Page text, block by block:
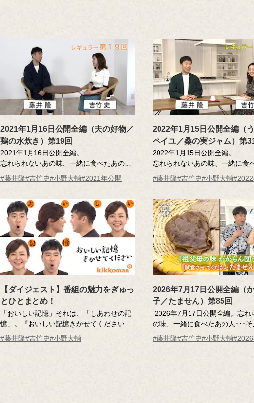
2021年1月16日公開全編（夫の好物／
鶏の水炊き）第19回
2021年1月16日公開全編。
忘れられないあの味、一緒に食べたあの
人･･･そんな「おいしい記憶」のエッセーを
読んだ調査員が、記憶さん（エッセー作
ん、吉竹さんが見守ります。
MC ：藤井隆 進行：吉竹史
ナレーター：小野大輔（声優）
#藤井隆#吉竹史#小野大輔#2021年公開
2022年1月15日公開全編（
ペイユ／桑の実ジャム）第
2022年1月15日公開全編。
忘れられないあの味、一緒に食
人･･･そんな「おいしい記憶」
読んだ調査員が、記憶さん（エ
ん、吉竹さんが見守ります。
MC ：藤井隆 進行：吉竹史
ナレーター：小野大輔（声優）
#藤井隆#吉竹史#小野大輔
【ダイジェスト】番組の魅力をぎゅっ
とひとまとめ！
「おいしい記憶」それは、「しあわせの記
憶」。『おいしい記憶きかせてください』
は、全国から寄せられた「おいしい記憶」
の実話をもとに制作された食のドキュメン
#藤井隆#吉竹史#小野大輔
2026年7月17日公開全編（
子／たません）第85回
2026年7月17日公開全編。忘れ
の味、一緒に食べたあの人･･･
しい記憶」のエッセーを読んだ
記憶さん（エッセー作者）とそ
#藤井隆#吉竹史#小野大輔